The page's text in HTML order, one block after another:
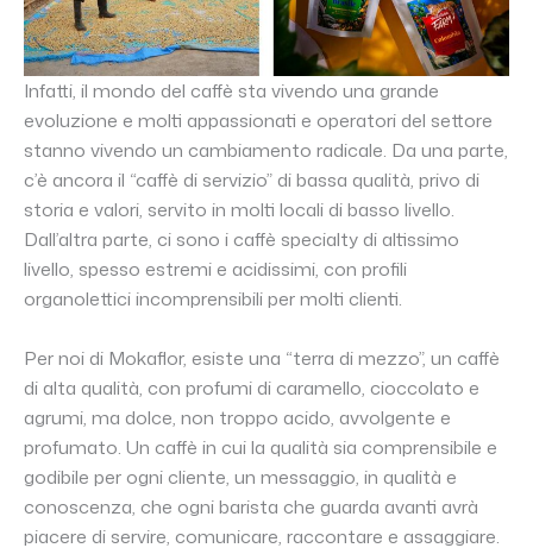
Infatti, il mondo del caffè sta vivendo una grande
evoluzione e molti appassionati e operatori del settore
stanno vivendo un cambiamento radicale. Da una parte,
c’è ancora il “caffè di servizio” di bassa qualità, privo di
storia e valori, servito in molti locali di basso livello.
Dall’altra parte, ci sono i caffè specialty di altissimo
livello, spesso estremi e acidissimi, con profili
organolettici incomprensibili per molti clienti.
Per noi di Mokaflor, esiste una “terra di mezzo”, un caffè
di alta qualità, con profumi di caramello, cioccolato e
agrumi, ma dolce, non troppo acido, avvolgente e
profumato. Un caffè in cui la qualità sia comprensibile e
godibile per ogni cliente, un messaggio, in qualità e
conoscenza, che ogni barista che guarda avanti avrà
piacere di servire, comunicare, raccontare e assaggiare.